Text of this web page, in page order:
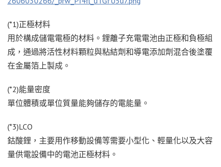
(*1)正極材料
用於構成儲電電極的材料。鋰離子充電電池由正極和負極組
成，通過將活性材料顆粒與粘結劑和導電添加劑混合後塗覆
在金屬箔上製成。
(*2)能量密度
單位體積或單位質量能夠儲存的電能量。
(*3)LCO
鈷酸鋰，主要用作移動設備等需要小型化、輕量化以及大容
量供電設備中的電池正極材料。